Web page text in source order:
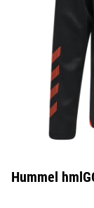
Hummel